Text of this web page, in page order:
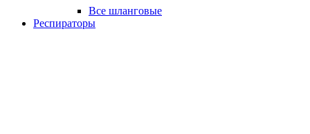
Все шланговые
Респираторы